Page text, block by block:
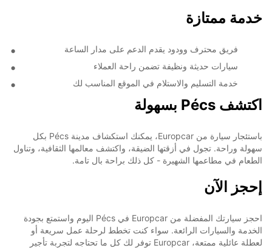
خدمة ممتازة
فريق محترف وودود يقدم الدعم على مدار الساعة
سيارات حديثة ونظيفة تضمن راحة العملاء
خدمة التسليم والاستلام في الموقع المناسب لك
اكتشف Pécs بسهولة
باستئجار سيارة من Europcar، يمكنك استكشاف مدينة Pécs بكل
سهولة وراحة. تجول في أزقتها الضيقة، واكتشف معالمها الثقافية، وتناول
الطعام في مطاعمها الشهيرة - كل ذلك براحة بال تامة.
إحجز الآن
احجز سيارتك المفضلة من Europcar في Pécs اليوم واستمتع بجودة
الخدمة والسيارات الرائعة. سواء كنت تخطط لرحلة عمل سريعة أو
لعطلة عائلية ممتعة، Europcar توفر لك كل ما تحتاجه لتجربة تأجير